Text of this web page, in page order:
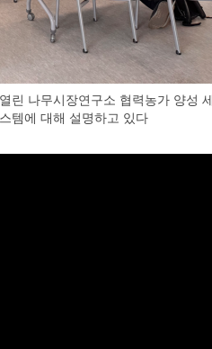
린 나무시장연구소 협력농가 양성
템에 대해 설명하고 있다